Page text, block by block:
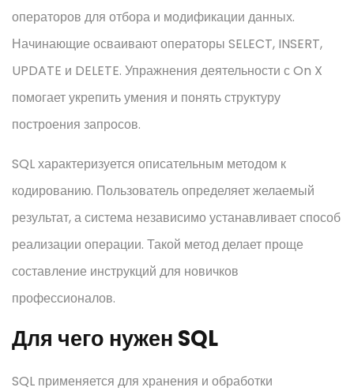
операторов для отбора и модификации данных.
Начинающие осваивают операторы SELECT, INSERT,
UPDATE и DELETE. Упражнения деятельности с On X
помогает укрепить умения и понять структуру
построения запросов.
SQL характеризуется описательным методом к
кодированию. Пользователь определяет желаемый
результат, а система независимо устанавливает способ
реализации операции. Такой метод делает проще
составление инструкций для новичков
профессионалов.
Для чего нужен SQL
SQL применяется для хранения и обработки